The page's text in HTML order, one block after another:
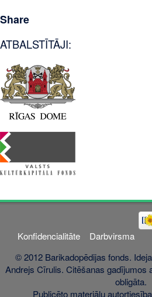
Share
ATBALSTĪTĀJI:
Konfidencialitāte
Darbvirsma
© 2012 Barikadopēdijas fonds.
Andrejs Cīrulis. Citēšanas gadījumos
obligāta.
Publicēto materiālu